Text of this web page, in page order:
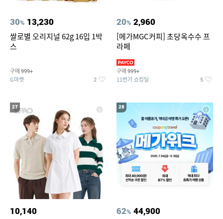
30% 13,230
쌀로별 오리지널 62g 16입 1박
스
구매 999+
G마켓 2
20% 2,960
[메가MGC커피] 초당옥수수 프
라페
구매 999+
11번가 쇼킹딜 5
27
10,140
28
62% 44,900